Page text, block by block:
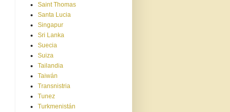
Saint Thomas
Santa Lucia
Singapur
Sri Lanka
Suecia
Suiza
Tailandia
Taiwán
Transnistria
Tunez
Turkmenistán